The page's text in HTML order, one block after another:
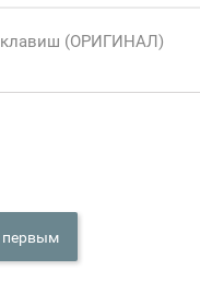
клавиш (ОРИГИНАЛ)
первым